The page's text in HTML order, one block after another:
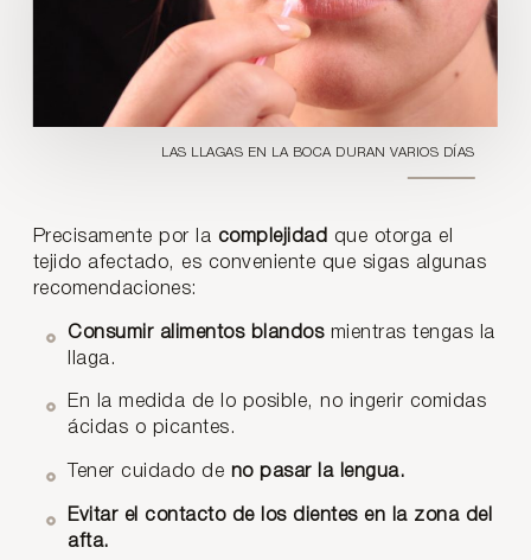
LAS LLAGAS EN LA BOCA DURAN VARIOS DÍAS
Precisamente por la complejidad que otorga el
tejido afectado, es conveniente que sigas algunas
recomendaciones:
Consumir alimentos blandosmientras tengas la
llaga.
En la medida de lo posible, no ingerir comidas
ácidas o picantes.
Tener cuidado de no pasar la lengua.
Evitar el contacto de los dientes en la zona del
afta.